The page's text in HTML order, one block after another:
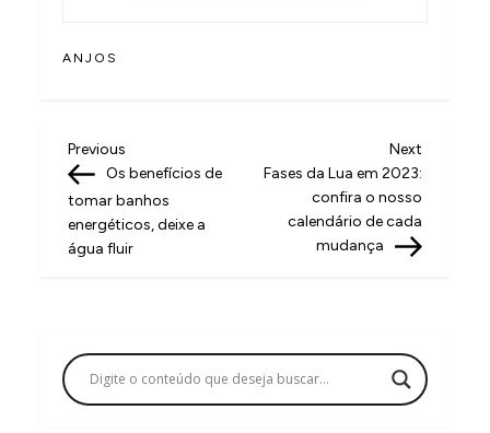
ANJOS
N
a
v
e
ç
ã
Previous
Post
Previous
Os benefícios de
tomar banhos
energéticos, deixe a
água fluir
Next
Post
Next
Fases da Lua em 2023:
confira o nosso
calendário de cada
mudança